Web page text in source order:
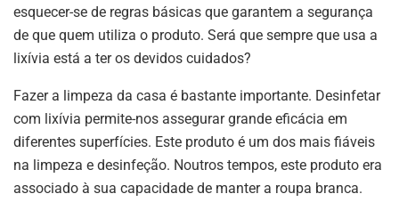
esquecer-se de regras básicas que garantem a segurança
de que quem utiliza o produto. Será que sempre que usa a
lixívia está a ter os devidos cuidados?
Fazer a limpeza da casa é bastante importante. Desinfetar
com lixívia permite-nos assegurar grande eficácia em
diferentes superfícies. Este produto é um dos mais fiáveis
na limpeza e desinfeção. Noutros tempos, este produto era
associado à sua capacidade de manter a roupa branca.